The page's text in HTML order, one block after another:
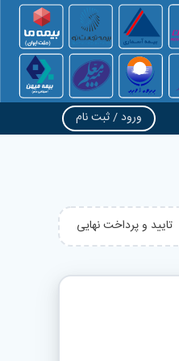
ورود / ثبت نام
تایید و پرداخت نهایی